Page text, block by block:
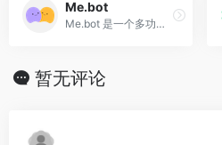
Me.bot
Me.bot 是一个多功能的个人AI助理工具，可以帮助用户管理日常事务，以及提供精神层面上的互动
暂无评论